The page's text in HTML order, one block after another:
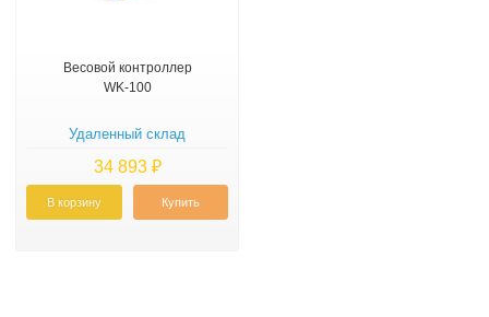
Весовой контроллер
WK-100
Удаленный склад
34 893 ₽
В корзину Купить